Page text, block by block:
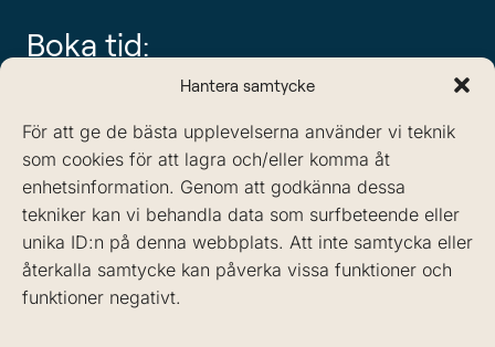
Hantera samtycke
För att ge de bästa upplevelserna använder vi teknik
som cookies för att lagra och/eller komma åt
enhetsinformation. Genom att godkänna dessa
tekniker kan vi behandla data som surfbeteende eller
unika ID:n på denna webbplats. Att inte samtycka eller
återkalla samtycke kan påverka vissa funktioner och
funktioner negativt.
Boka tid: